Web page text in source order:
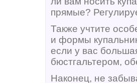
прямые?
Также учтите
и формы
если у вас
бюстгальтером,
Наконец, не